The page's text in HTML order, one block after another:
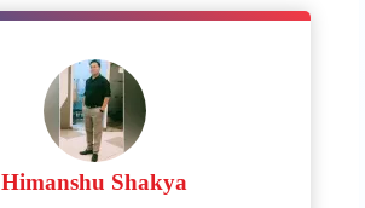
Himanshu Shakya